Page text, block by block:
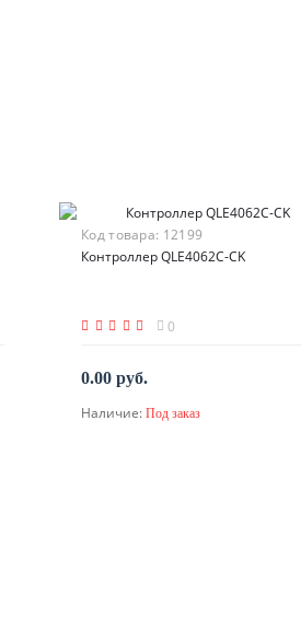
Код товара: 12199
Контроллер QLE4062C-CK
0
0.00 руб.
По запросу
Наличие: Под заказ